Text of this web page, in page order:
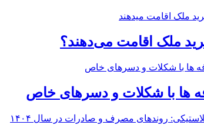
ملک اقامت می‌دهند؟
ها با شکلات و دسرهای خاص